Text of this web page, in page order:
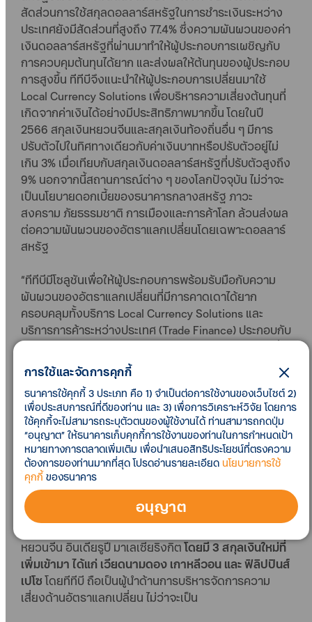
สัดส่วนการใช้สกุลดอลลาร์สหรัฐในการชำระเงินระหว่าง
ประเทศยังมีสัดส่วนที่สูงถึง 77.4% ซึ่งความผันผวนของค่า
เงินดอลลาร์สหรัฐที่ผ่านมาทำให้ผู้ประกอบการเผชิญกับ
การควบคุมต้นทุนได้ยาก และส่งผลให้ต้นทุนของผู้ประกอบ
การสูงขึ้น ทีทีบีจึงแนะนำให้ผู้ประกอบการเปลี่ยนมาใช้
Local Currency Solutions เพื่อบริหารความเสี่ยงต้นทุนที่
เกิดจากค่าเงินได้อย่างมีประสิทธิภาพมากขึ้น โดยในปี
2566 สกุลเงินหยวนจีนและสกุลเงินท้องถิ่นอื่น ๆ มีการ
ปรับตัวไปในทิศทางเดียวกับค่าเงินบาทหรือปรับตัวอยู่ไม่
เกิน 3% เมื่อเทียบกับสกุลเงินดอลลาร์สหรัฐที่ปรับตัวสูงถึง
9% นอกจากนี้สถานการณ์ต่าง ๆ ของโลกปัจจุบัน ไม่ว่าจะ
เป็นนโยบายดอกเบี้ยของธนาคารกลางสหรัฐ ภาวะ
สงคราม ภัยธรรมชาติ การเมืองและการค้าโลก ล้วนส่งผล
ต่อความผันผวนของอัตราแลกเปลี่ยนโดยเฉพาะดอลลาร์
สหรัฐ
“ทีทีบีมีโซลูชันเพื่อให้ผู้ประกอบการพร้อมรับมือกับความ
ผันผวนของอัตราแลกเปลี่ยนที่มีการคาดเดาได้ยาก
ครอบคลุมทั้งบริการ Local Currency Solutions และ
บริการการค้าระหว่างประเทศ (Trade Finance) ประกอบกับ
ธนาคารแห่งประเทศไทยได้สนับสนุนการใช้เงินสกุลท้องถิ่น
ในการค้าขายระหว่างประเทศ ซึ่งจะช่วยผลักดันให้เกิด
ระบบนิเวศใหม่ของอัตราแลกเปลี่ยน (New FX Ecosystem)
ดังนั้นจำเป็นอย่างยิ่งที่ผู้นำเข้า-ส่งออกจะต้องรับมือกับ
ความผันผวนเงินตราต่างประเทศให้ได้อย่างมี
ประสิทธิภาพ“ นางสาวบุษรัตน์ กล่าว
ธนาคารมุ่งมั่นในการพัฒนาโซลูชันบริหารความเสี่ยงที่
สามารถตอบโจทย์ผู้นำเข้า-ส่งออก ด้วย
Currency Solutions
จัดการธุรกิจด้วยสกุลเงินท้องถิ่นซึ่งครอบคลุมเงินสกุล
หยวนจีน อินเดียรูปี มาเลเซียริงกิตโดยมี 3 สกุลเงินใหม่ที่
เพิ่มเข้ามา ได้แก่ เวียดนามดอง เกาหลีวอน และ ฟิลิปปินส์
เปโซโดยทีทีบี ถือเป็นผู้นำด้านการบริหารจัดการความ
เสี่ยงด้านอัตราแลกเปลี่ยน ไม่ว่าจะเป็น
การใช้และจัดการคุกกี้
ธนาคารใช้คุกกี้ 3 ประเภท คือ 1) จำเป็นต่อการใช้งานของเว็บไซต์ 2)
เพื่อประสบการณ์ที่ดีของท่าน และ 3) เพื่อการวิเคราะห์วิจัย โดยการ
ใช้คุกกี้จะไม่สามารถระบุตัวตนของผู้ใช้งานได้ ท่านสามารถกดปุ่ม
“อนุญาต” ให้ธนาคารเก็บคุกกี้การใช้งานของท่านในการกำหนดเป้า
หมายทางการตลาดเพิ่มเติม เพื่อนำเสนอสิทธิประโยชน์ที่ตรงความ
ต้องการของท่านมากที่สุด โปรดอ่านรายละเอียด นโยบายการใช้
คุกกี้ของธนาคาร
อนุญาต